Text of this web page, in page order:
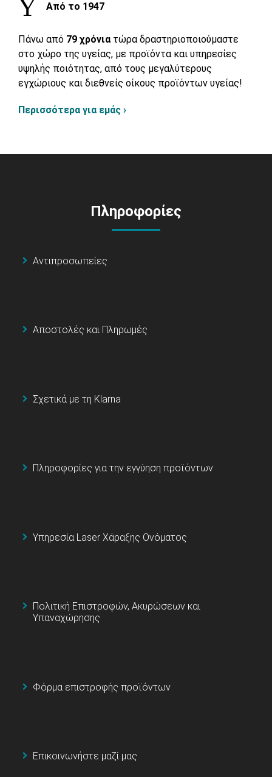
Από το 1947
Πάνω από 79 χρόνια τώρα δραστηριοποιούμαστε
στο χώρο της υγείας, με προϊόντα και υπηρεσίες
υψηλής ποιότητας, από τους μεγαλύτερους
εγχώριους και διεθνείς οίκους προϊόντων υγείας!
Περισσότερα για εμάς ›
Πληροφορίες
Αντιπροσωπείες
Αποστολές και Πληρωμές
Σχετικά με τη Klarna
Πληροφορίες για την εγγύηση προϊόντων
Υπηρεσία Laser Χάραξης Ονόματος
Πολιτική Επιστροφών, Ακυρώσεων και
Υπαναχώρησης
Φόρμα επιστροφής προϊόντων
Επικοινωνήστε μαζί μας